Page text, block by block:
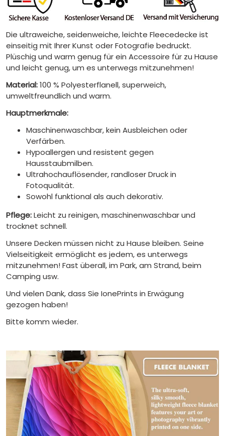
Die ultraweiche, seidenweiche, leichte Fleecedecke ist
einseitig mit Ihrer Kunst oder Fotografie bedruckt.
Plüschig und warm genug für ein Accessoire für zu Hause
und leicht genug, um es unterwegs mitzunehmen!
Material:100 % Polyesterflanell, superweich,
umweltfreundlich und warm.
Hauptmerkmale:
Maschinenwaschbar, kein Ausbleichen oder
Verfärben.
Hypoallergen und resistent gegen
Hausstaubmilben.
Ultrahochauflösender, randloser Druck in
Fotoqualität.
Sowohl funktional als auch dekorativ.
Pflege:Leicht zu reinigen, maschinenwaschbar und
trocknet schnell.
Unsere Decken müssen nicht zu Hause bleiben. Seine
Vielseitigkeit ermöglicht es jedem, es unterwegs
mitzunehmen! Fast überall, im Park, am Strand, beim
Camping usw.
Und vielen Dank, dass Sie IonePrints in Erwägung
gezogen haben!
Bitte komm wieder.